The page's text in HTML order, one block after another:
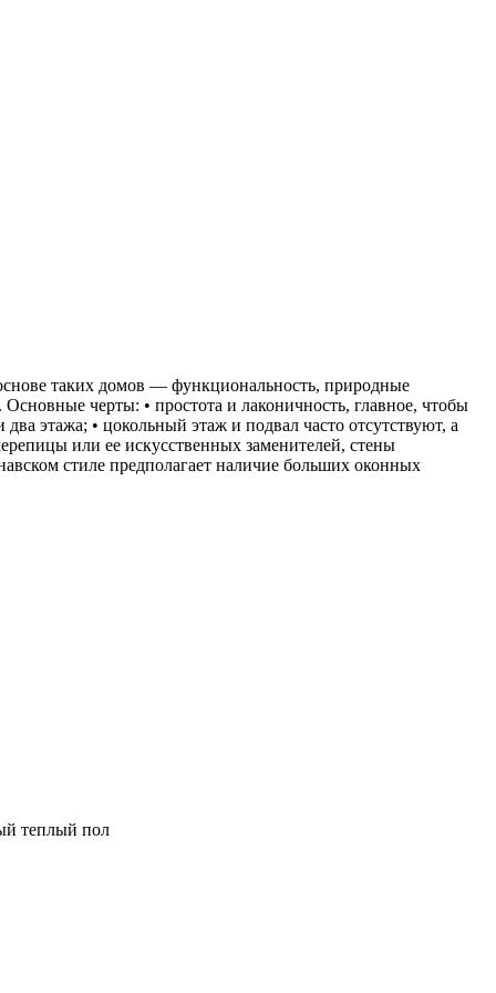
таких домов — функциональность, природные
черты: • простота и лаконичность, главное, чтобы
этажа; • цокольный этаж и подвал часто отсутствуют, а
или ее искусственных заменителей, стены
стиле предполагает наличие больших оконных
теплый пол